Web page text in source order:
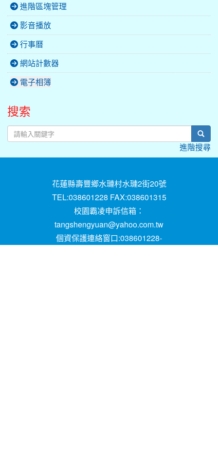
進階區塊管理
影音播放
行事曆
網站計數器
電子相簿
搜索
進階搜尋
花蓮縣壽豐鄉水璉村水璉2街20號
TEL:038601228 FAX:038601315
校園霸凌申訴信箱：
tangshengyuan@yahoo.com.tw
個資保護連絡窗口:038601228-